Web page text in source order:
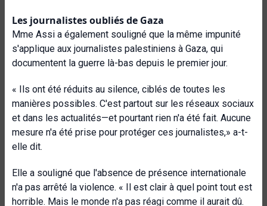
Les journalistes oubliés de Gaza
Mme Assi a également souligné que la même impunité
s'applique aux journalistes palestiniens à Gaza, qui
documentent la guerre là-bas depuis le premier jour.
« Ils ont été réduits au silence, ciblés de toutes les
manières possibles. C'est partout sur les réseaux sociaux
et dans les actualités—et pourtant rien n'a été fait. Aucune
mesure n'a été prise pour protéger ces journalistes,» a-t-
elle dit.
Elle a souligné que l'absence de présence internationale
n'a pas arrêté la violence. « Il est clair à quel point tout est
horrible. Mais le monde n'a pas réagi comme il aurait dû.